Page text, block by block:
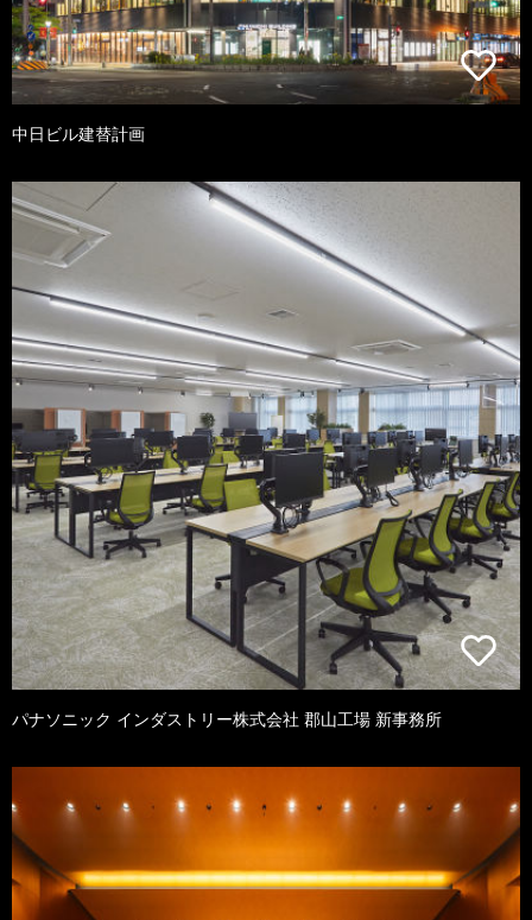
中日ビル建替計画
パナソニック インダストリー株式会社 郡山工場 新事務所